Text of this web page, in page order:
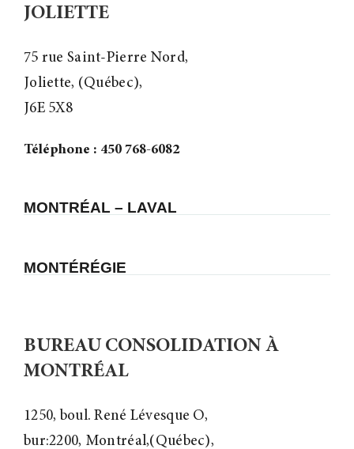
JOLIETTE
75 rue Saint-Pierre Nord,
Joliette, (Québec),
J6E 5X8
Téléphone : 450 768-6082
MONTRÉAL – LAVAL
MONTÉRÉGIE
BUREAU CONSOLIDATION À
MONTRÉAL
1250, boul. René Lévesque O,
bur:2200, Montréal,(Québec),